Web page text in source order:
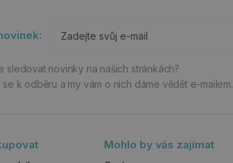
sledovat novinky na našich stránkách?
se k odběru a my vám o nich dáme vědět e-mailem.
Mohlo by vás zajímat